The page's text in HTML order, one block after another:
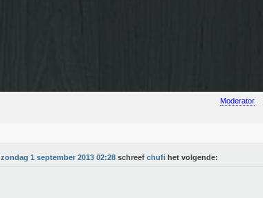
Moderator
zondag 1 september 2013 02:28 schreef chufi het volgende: